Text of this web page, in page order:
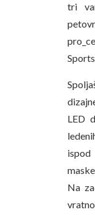
tri
LED
Na